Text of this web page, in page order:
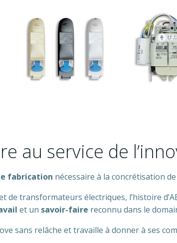
au service de
fabrication nécessaire à la concrétisation
transformateurs électriques, l’histoire
et un savoir-faire reconnu dans le
sans relâche et travaille à donner à ses